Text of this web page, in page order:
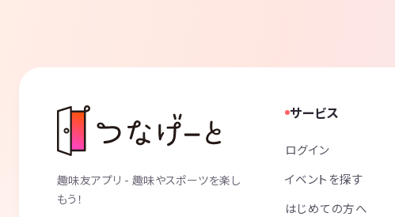
趣味友アプリ - 趣味やスポーツを楽し
もう！
サービス
ログイン
イベントを探す
はじめての方へ